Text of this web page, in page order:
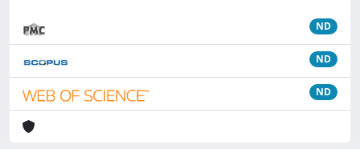
ND
ND
ND